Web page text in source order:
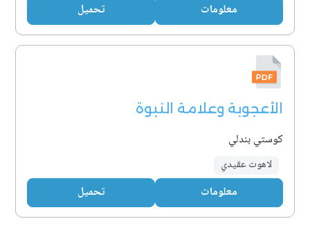
معلومات تحميل
الأعجوبة وعلامة النبوة
كوستي بندلي
لاهوت عقيدي
معلومات تحميل